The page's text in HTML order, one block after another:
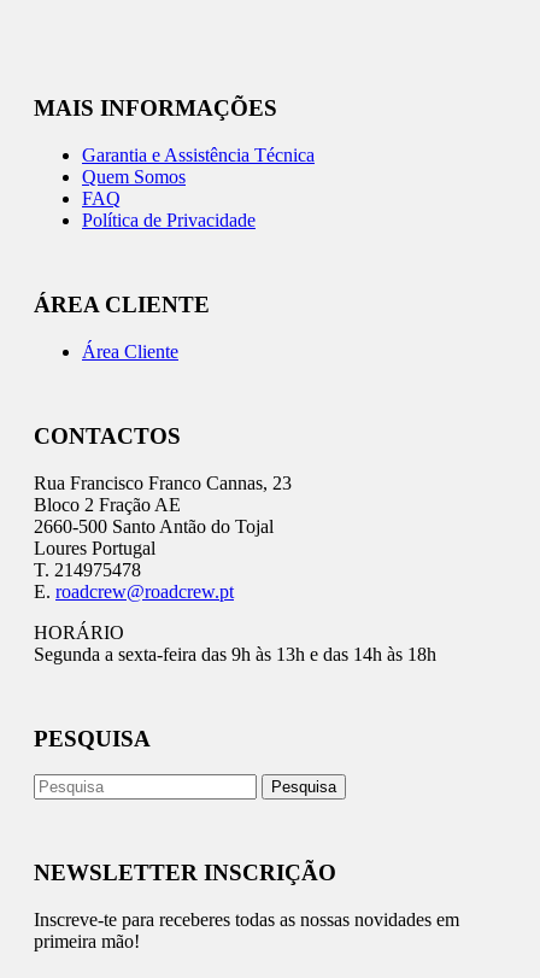
MAIS INFORMAÇÕES
Garantia e Assistência Técnica
Quem Somos
FAQ
Política de Privacidade
ÁREA CLIENTE
Área Cliente
CONTACTOS
Rua Francisco Franco Cannas, 23
Bloco 2 Fração AE
2660-500 Santo Antão do Tojal
Loures Portugal
T. 214975478
E. roadcrew@roadcrew.pt
HORÁRIO
Segunda a sexta-feira das 9h às 13h e das 14h às 18h
PESQUISA
NEWSLETTER INSCRIÇÃO
Inscreve-te para receberes todas as nossas novidades em
primeira mão!